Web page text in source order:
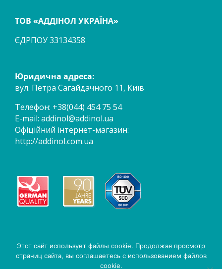
ТОВ «АДДІНОЛ УКРАЇНА»
ЄДРПОУ 33134358
Юридична адреса:
вул. Петра Сагайдачного 11, Київ
Телефон: +38(044) 454 75 54
E-mail: addinol@addinol.ua
Офіційний інтернет-магазин:
http://addinol.com.ua
Этот сайт использует файлы cookie. Продолжая просмотр
страниц сайта, вы соглашаетесь с использованием файлов
cookie.